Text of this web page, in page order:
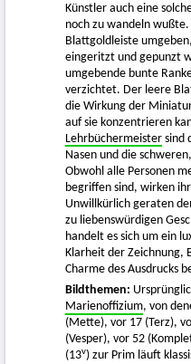
Künstler auch eine
noch zu wandeln
Blattgoldleiste
eingeritzt und gepunzt
umgebende bunte
verzichtet. Der leere
die Wirkung der
auf sie konzentrieren
Lehrbüchermeister sind
Nasen und die
Obwohl alle Personen
begriffen sind, wirken
Unwillkürlich geraten
zu liebenswürdigen
handelt es sich um ein
Klarheit der Zeichnung,
Charme des Ausdrucks
Bildthemen:
Marienoffizium, von
(Mette), vor 17 (Terz),
(Vesper), vor 52
(13v) zur Prim läuft